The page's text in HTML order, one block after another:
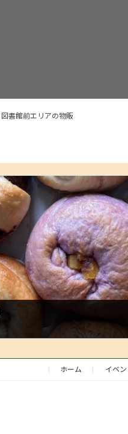
図書館前エリアの物販
ホーム イベ